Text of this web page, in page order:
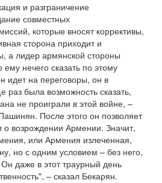
и разграничение
совместных
которые вносят коррективы,
сторона приходит и
а лидер армянской стороны
ему нечего сказать по этому
идет на переговоры, он в
была возможность сказать,
не проиграли в этой войне, –
После этого он позволяет
о возрождении Армении. Значит,
или Армения излеченная,
но с одним условием – без него,
даже в этот траурный день
– сказал Бекарян.